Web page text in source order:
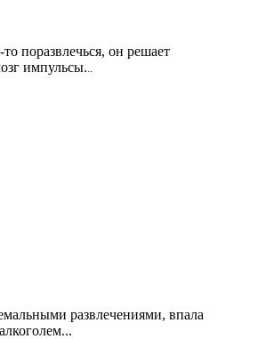
поразвлечься, он решает
импульсы.
развлечениями, впала
...